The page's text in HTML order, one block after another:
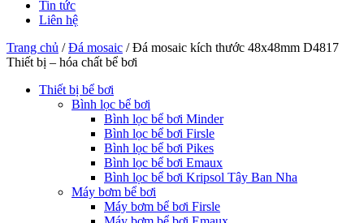
Tin tức
Liên hệ
Trang chủ /Đá mosaic /Đá mosaic kích thước 48x48mm D4817
Thiết bị – hóa chất bể bơi
Thiết bị bể bơi
Bình lọc bể bơi
Bình lọc bể bơi Minder
Bình lọc bể bơi Firsle
Bình lọc bể bơi Pikes
Bình lọc bể bơi Emaux
Bình lọc bể bơi Kripsol Tây Ban Nha
Máy bơm bể bơi
Máy bơm bể bơi Firsle